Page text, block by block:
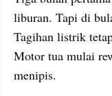
liburan. Tapi di
Tagihan listrik
Motor tua mulai
menipis.